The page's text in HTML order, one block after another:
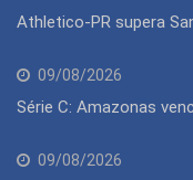
Athletico-PR supera
09/08/2026
Série C: Amazonas
09/08/2026